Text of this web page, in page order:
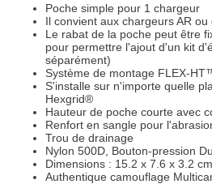
Poche simple pour 1 chargeur
Il convient aux chargeurs AR ou
Le rabat de la poche peut être
pour permettre l'ajout d'un kit
séparément)
Système de montage FLEX-
S'installe sur n'importe quelle
Hexgrid®
Hauteur de poche courte avec
Renfort en sangle pour
Trou de drainage
Nylon 500D, Bouton-pression
Dimensions : 15.2 x 7.6 x 3.2 cm
Authentique camouflage